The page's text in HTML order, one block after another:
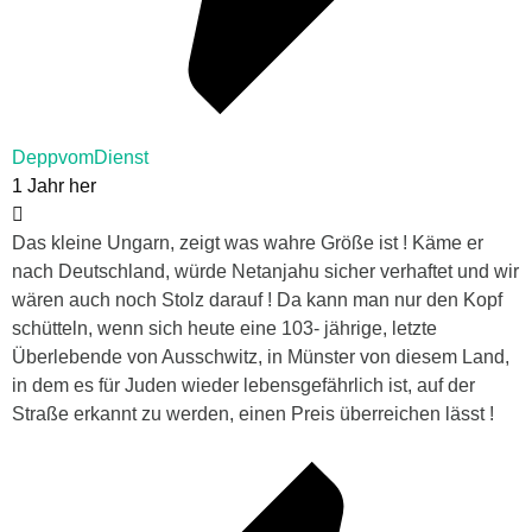
DeppvomDienst
1 Jahr her
Das kleine Ungarn, zeigt was wahre Größe ist ! Käme er
nach Deutschland, würde Netanjahu sicher verhaftet und wir
wären auch noch Stolz darauf ! Da kann man nur den Kopf
schütteln, wenn sich heute eine 103- jährige, letzte
Überlebende von Ausschwitz, in Münster von diesem Land,
in dem es für Juden wieder lebensgefährlich ist, auf der
Straße erkannt zu werden, einen Preis überreichen lässt !